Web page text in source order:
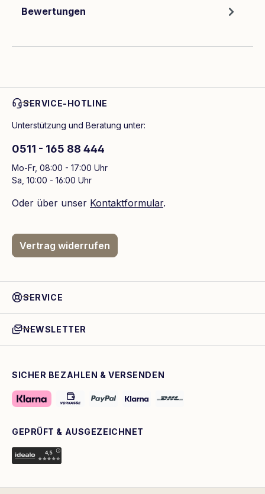
Bewertungen
SERVICE-HOTLINE
Unterstützung und Beratung unter:
0511 - 165 88 444
Mo-Fr, 08:00 - 17:00 Uhr
Sa, 10:00 - 16:00 Uhr
Oder über unser Kontaktformular.
Vertrag widerrufen
SERVICE
NEWSLETTER
SICHER BEZAHLEN & VERSENDEN
GEPRÜFT & AUSGEZEICHNET